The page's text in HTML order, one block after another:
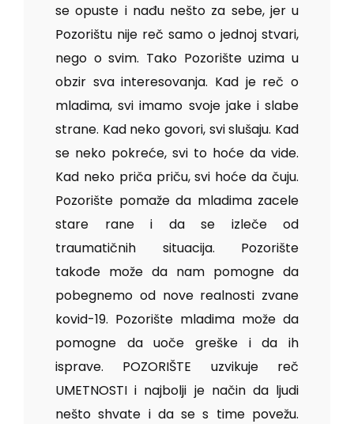
se opuste i nađu nešto za sebe, jer u
Pozorištu nije reč samo o jednoj stvari,
nego o svim. Tako Pozorište uzima u
obzir sva interesovanja. Kad je reč o
mladima, svi imamo svoje jake i slabe
strane. Kad neko govori, svi slušaju. Kad
se neko pokreće, svi to hoće da vide.
Kad neko priča priču, svi hoće da čuju.
Pozorište pomaže da mladima zacele
stare rane i da se izleče od
traumatičnih situacija. Pozorište
takođe može da nam pomogne da
pobegnemo od nove realnosti zvane
kovid-19. Pozorište mladima može da
pomogne da uoče greške i da ih
isprave. POZORIŠTE uzvikuje reč
UMETNOSTI i najbolji je način da ljudi
nešto shvate i da se s time povežu.